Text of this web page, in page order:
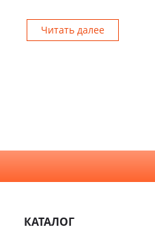
Читать далее
КАТАЛОГ